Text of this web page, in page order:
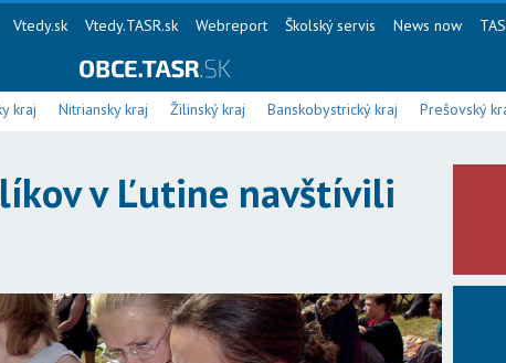
Vtedy.sk Vtedy.TASR.sk Webreport Školský servis News now
kraj Nitriansky kraj Žilinský kraj Banskobystrický kraj Prešovský
v Ľutine navštívili